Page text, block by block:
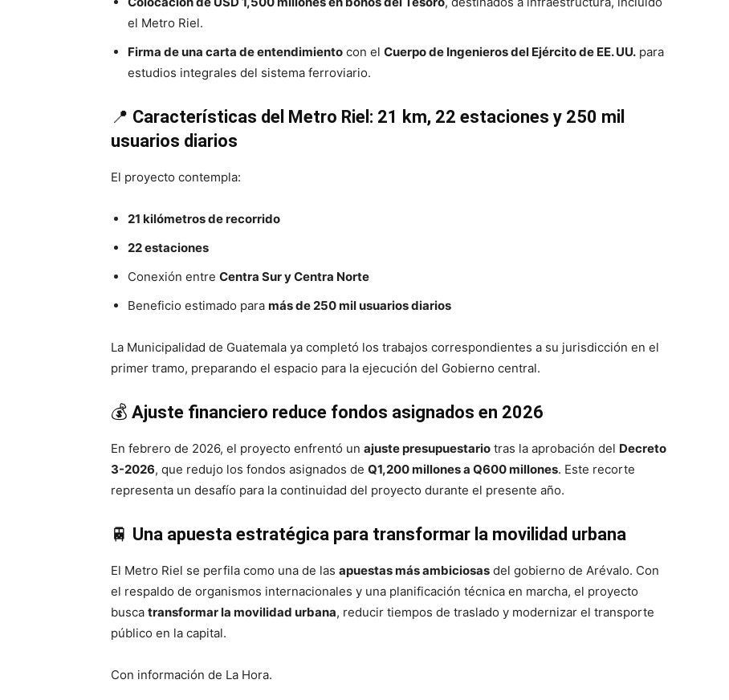
el Metro Riel.
Firma de una carta de entendimiento con el Cuerpo de Ingenieros del Ejército de EE. UU. para
estudios integrales del sistema ferroviario.
📍 Características del Metro Riel: 21 km, 22 estaciones y 250 mil
usuarios diarios
El proyecto contempla:
21 kilómetros de recorrido
22 estaciones
Conexión entre Centra Sur y Centra Norte
Beneficio estimado para más de 250 mil usuarios diarios
La Municipalidad de Guatemala ya completó los trabajos correspondientes a su jurisdicción en el
primer tramo, preparando el espacio para la ejecución del Gobierno central.
💰 Ajuste financiero reduce fondos asignados en 2026
En febrero de 2026, el proyecto enfrentó un ajuste presupuestario tras la aprobación del Decreto
3-2026, que redujo los fondos asignados de Q1,200 millones a Q600 millones. Este recorte
representa un desafío para la continuidad del proyecto durante el presente año.
🚆 Una apuesta estratégica para transformar la movilidad urbana
El Metro Riel se perfila como una de las apuestas más ambiciosas del gobierno de Arévalo. Con
el respaldo de organismos internacionales y una planificación técnica en marcha, el proyecto
busca transformar la movilidad urbana, reducir tiempos de traslado y modernizar el transporte
público en la capital.
Con información de La Hora.